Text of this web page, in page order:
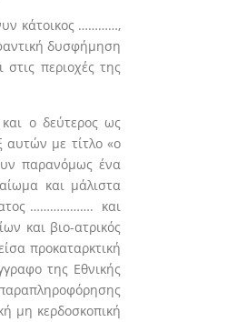
κάτοικος …………,
δυσφήμηση
περιοχές της
ο δεύτερος ως
αυτών με τίτλο «ο
παρανόμως ένα
και μάλιστα
………………. και
και βιο-ατρικός
προκαταρκτική
της Εθνικής
μη κερδοσκοπική